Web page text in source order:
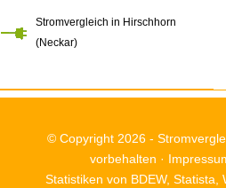
Stromvergleich in Hirschhorn
(Neckar)
© Copyright 2026 -
vorbehalten ·
Statistiken von BDEW, Statista,